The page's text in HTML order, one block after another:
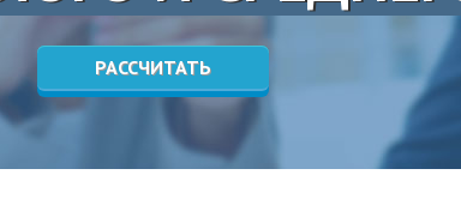
РАССЧИТАТЬ